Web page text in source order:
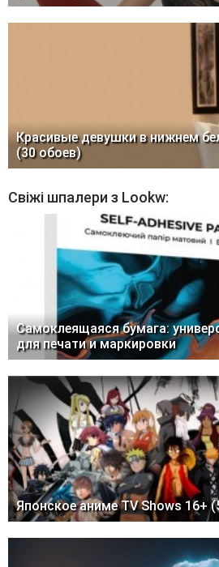
Красивые девушки в нижнем
(30 обоев)
Свіжі шпалери з Lookw:
Самоклеящаяся бумага:
для печати и маркировки
Японское аниме TV Shows 16+